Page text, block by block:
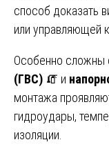
способ доказать
или управляющей
Особенно сложны
(ГВС) 🧯 и
монтажа
гидроудары,
изоляции.